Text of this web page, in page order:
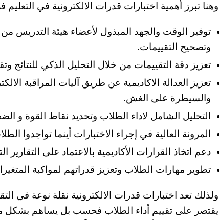
وهنا تبرز أهمية اختبارات قدرات الالكترونية في التعليم
توفير الوقت والجهد المبذول لأعضاء هيئة التدريس من
وتصحيح التقييمات.
تعزيز دقة التقييمات من خلال التحليل الذكي للنتائج
تعزيز العدالة الاكاديمية عن طريق آليات المراقبة
والسيطرة على الغش.
التحليل الشامل لاداء الطلاب وتحديد نقاط القوة و
المرونة العالية في إجراء الاختبارات أينما تواجدوا
دعم اتخاذ القرارات الأكاديمية بالاعتماد على التقارير
تطوير مهارات الطلاب وتعزيز قدراتهم لمواكبة
ولذلك تعد اختبارات قدرات الالكترونية نقلة نوعة في
يقتصر على تقييم أداء الطلاب فحسب بل يساهم بشكل